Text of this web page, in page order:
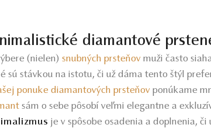
diamantové
(nielen) snubných prsteňov muži často
sú stávkou na istotu, či už dáma tento štýl
ponuke diamantových prsteňov ponúkame
sám o sebe pôsobí veľmi elegantne a
je v spôsobe osadenia a doplnenia,